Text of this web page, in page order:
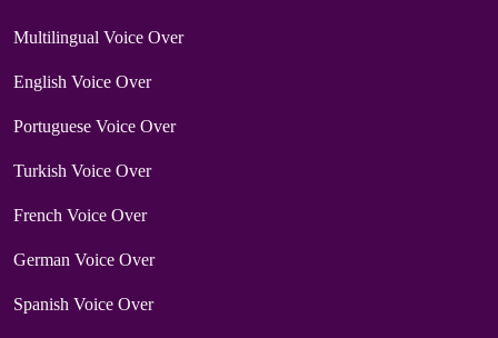
Multilingual Voice Over
English Voice Over
Portuguese Voice Over
Turkish Voice Over
French Voice Over
German Voice Over
Spanish Voice Over